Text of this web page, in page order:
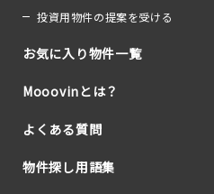
投資用物件の提案を受ける
お気に入り物件一覧
Mooovinとは？
よくある質問
物件探し用語集